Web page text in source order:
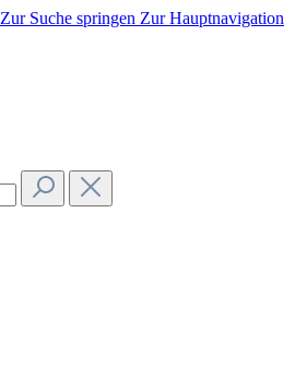
Zur Suche springen Zur Hauptnavigation